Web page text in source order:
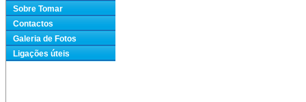
Sobre Tomar
Contactos
Galeria de Fotos
Ligações úteis